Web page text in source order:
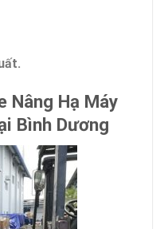
Nâng Hạ Máy
Bình Dương